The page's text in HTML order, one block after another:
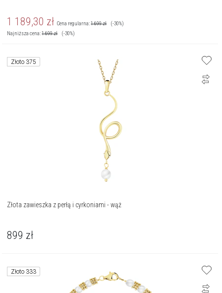
1 189,30 zł Cena regularna:1 699zł
(-30%)
Najniższa cena:1 699zł (-30%)
Złoto 375
Złota zawieszka z perłą i cyrkoniami - wąż
899 zł
Złoto 333